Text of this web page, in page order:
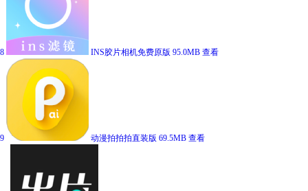
8 INS胶片相机免费原版 95.0MB 查看
9 动漫拍拍拍直装版 69.5MB 查看